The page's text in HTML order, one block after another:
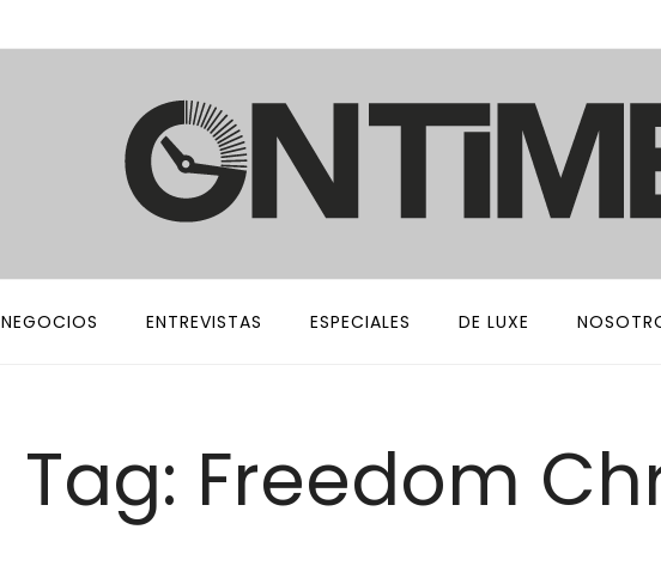
NEGOCIOS ENTREVISTAS ESPECIALES DE LUXE
Tag: Freedom